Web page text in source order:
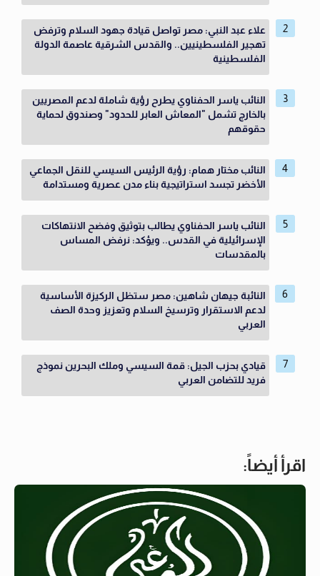
علاء عبد النبي: مصر تواصل قيادة جهود السلام وترفض
تهجير الفلسطينيين.. والقدس الشرقية عاصمة الدولة
الفلسطينية
النائب ياسر الحفناوي يطرح رؤية شاملة لدعم المصريين
بالخارج تشمل "المعاش العابر للحدود" وصندوق لحماية
حقوقهم
النائب مختار همام: رؤية الرئيس السيسي للنقل الجماعي
الأخضر تجسد استراتيجية بناء مدن عصرية ومستدامة
النائب ياسر الحفناوي يطالب بتوثيق وفضح الانتهاكات
الإسرائيلية في القدس.. ويؤكد: نرفض المساس
بالمقدسات
النائبة جيهان شاهين: مصر ستظل الركيزة الأساسية
لدعم الاستقرار وترسيخ السلام وتعزيز وحدة الصف
العربي
قيادي بحزب الجيل: قمة السيسي وملك البحرين نموذج
فريد للتضامن العربي
اقرأ أيضاً: